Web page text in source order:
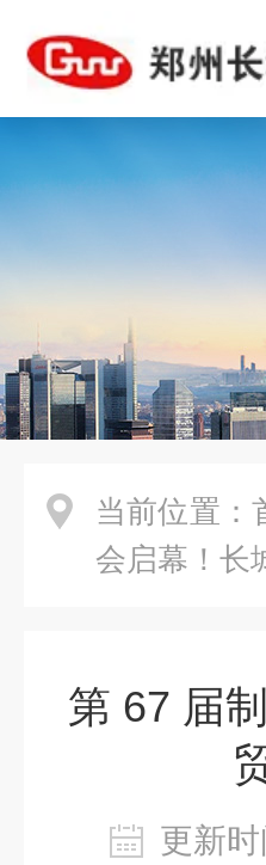
当前位置：
会启幕！长
第 67 届
更新